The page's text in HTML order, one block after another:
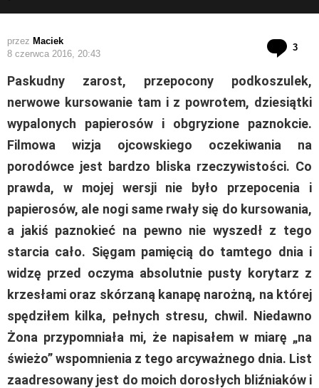
przez Maciek
8 czerwca 2016, 20:43
3
Paskudny zarost, przepocony podkoszulek,
nerwowe kursowanie tam i z powrotem, dziesiątki
wypalonych papierosów i obgryzione paznokcie.
Filmowa wizja ojcowskiego oczekiwania na
porodówce jest bardzo bliska rzeczywistości. Co
prawda, w mojej wersji nie było przepocenia i
papierosów, ale nogi same rwały się do kursowania,
a jakiś paznokieć na pewno nie wyszedł z tego
starcia cało. Sięgam pamięcią do tamtego dnia i
widzę przed oczyma absolutnie pusty korytarz z
krzesłami oraz skórzaną kanapę narożną, na której
spędziłem kilka, pełnych stresu, chwil. Niedawno
Żona przypomniała mi, że napisałem w miarę „na
świeżo” wspomnienia z tego arcyważnego dnia. List
zaadresowany jest do moich dorosłych bliźniaków i